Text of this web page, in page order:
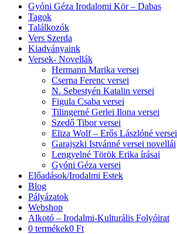
Gyóni Géza Irodalomi Kör – Dabas
Tagok
Találkozók
Vers Szerda
Kiadványaink
Versek- Novellák
Hermann Marika versei
Cserna Ferenc versei
N. Sebestyén Katalin versei
Figula Csaba versei
Tilingerné Gerlei Ilona versei
Szedő Tibor versei
Eliza Wolf – Erős Lászlóné versei
Garajszki Istvánné versei novellái
Lengyelné Török Erika írásai
Gyóni Géza versei
Előadások/Irodalmi Estek
Blog
Pályázatok
Webshop
Alkotó – Irodalmi-Kulturális Folyóirat
0 termékek0 Ft